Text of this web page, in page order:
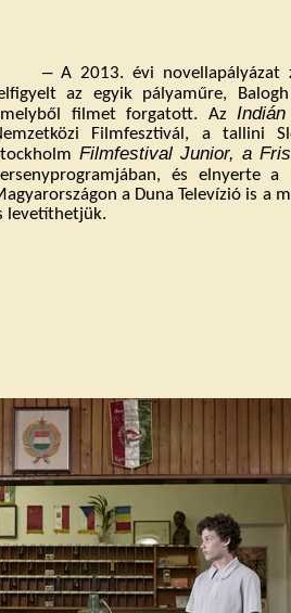
‒A 2013. évi novellapályázat
az egyik pályaműre,
filmet forgatott. AzIndián
Filmfesztivál, a tallini
Filmfestival Junior, a
és elnyerte a
a Duna Televízió is a
levetíthetjük.